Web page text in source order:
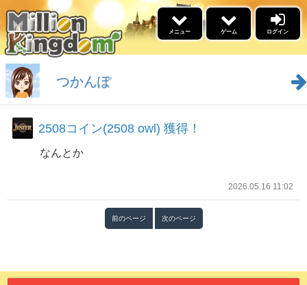
メニュー
ゲーム
景品交換
福引
名声ランキング
ウィークリーアウルランキ
高設定スケジュール
ブログ
ゲーム ×
5リール
ログイン
つかんぽ
2508コイン(2508 owl) 獲得！
なんとか
2026.05.16 11:02
前のページ 次のページ